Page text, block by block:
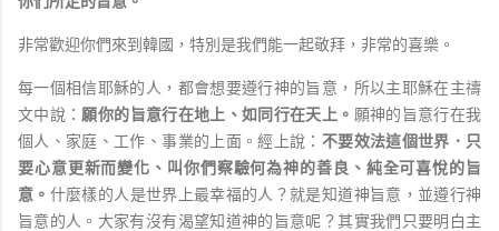
非常歡迎你們來到韓國，特別是我們能一起敬拜，非常的喜樂。
每一個相信耶穌的人，都會想要遵行神的旨意，所以主耶穌在主禱
文中說： 願你的旨意行在地上、如同行在天上。 願神的旨意行在我
個人、家庭、工作、事業的上面。經上說： 不要效法這個世界．只
要心意更新而變化、叫你們察驗何為神的善良、純全可喜悅的旨
意。 什麼樣的人是世界上最幸福的人？就是知道神旨意，並遵行神
旨意的人。大家有沒有渴望知道神的旨意呢？其實我們只要明白主